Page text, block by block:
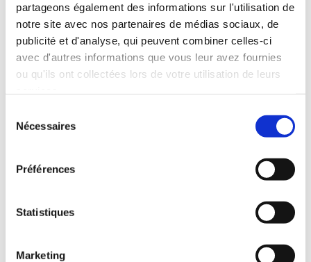
partageons également des informations sur l'utilisation de
notre site avec nos partenaires de médias sociaux, de
publicité et d'analyse, qui peuvent combiner celles-ci
avec d'autres informations que vous leur avez fournies
ou qu'ils ont collectées lors de votre utilisation de leurs
Nécessaires
Préférences
Statistiques
Marketing
Nettoyage